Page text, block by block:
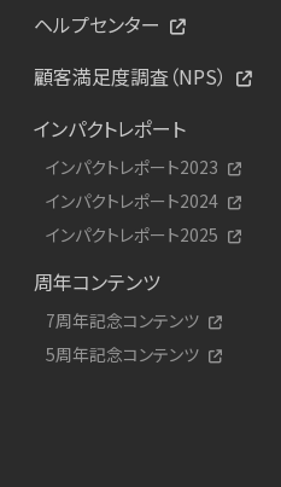
ヘルプセンター
顧客満足度調査（NPS）
インパクトレポート
インパクトレポート2023
インパクトレポート2024
インパクトレポート2025
周年コンテンツ
7周年記念コンテンツ
5周年記念コンテンツ